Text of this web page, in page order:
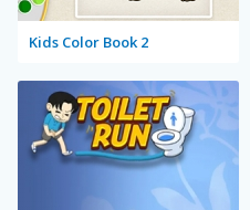
Kids Color Book 2